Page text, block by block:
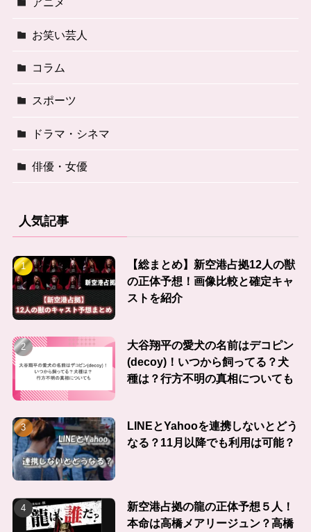
お笑い芸人
コラム
スポーツ
ドラマ・シネマ
俳優・女優
人気記事
【総まとめ】新空港占拠12人の獣
の正体予想！画像比較と確定キャ
ストを紹介
大谷翔平の愛犬の名前はデコピン
(decoy)！いつから飼ってる？犬
種は？行方不明の真相についても
LINEとYahooを連携しないとどう
なる？11月以降でも利用は可能？
新空港占拠の龍の正体予想５人！
本命は高橋メアリージュン？高橋